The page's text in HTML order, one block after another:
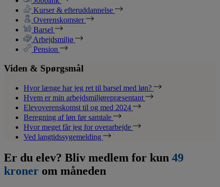
Kurser & efteruddannelse
Overenskomster
Barsel
Arbejdsmiljø
Pension
Viden & Spørgsmål
Hvor længe har jeg ret til barsel med løn?
Hvem er min arbejdsmiljørepræsentant
Elevoverenskomst til og med 2024
Beregning af løn før samtale
Hvor meget får jeg for overarbejde
Ved langtidssygemelding
Er du elev? Bliv medlem for kun 49
kroner om måneden